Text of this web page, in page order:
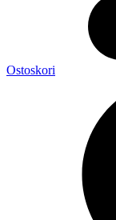
Ostoskori